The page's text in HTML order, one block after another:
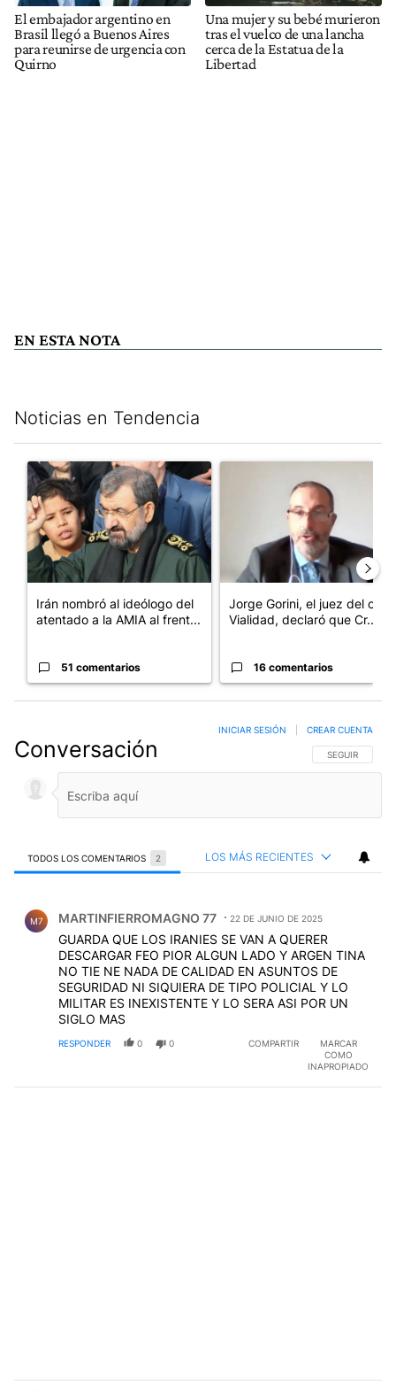
El embajador argentino en
Brasil llegó a Buenos Aires
para reunirse de urgencia con
Quirno
Una mujer y su bebé murieron
tras el vuelco de una lancha
cerca de la Estatua de la
Libertad
EN ESTA NOTA
Noticias en Tendencia
Un artículo de tendencia con el título "Irán nombró al ideólogo
Irán nombró al ideólogo del
atentado a la AMIA al frent...
51 comentarios
Jorge Gorini, el juez del caso
Vialidad, declaró que Cr...
16 comentarios
Conversación SIGA ESTA
SEGUIR
INICIAR SESIÓN CREAR CUENTA
TODOS LOS COMENTARIOS 2 LOS MÁS RECIENTES
M7 MARTINFIERROMAGNO 77 22 DE JUNIO DE 2025
GUARDA QUE LOS IRANIES SE VAN A QUERER
DESCARGAR FEO PIOR ALGUN LADO Y ARGEN TINA
NO TIE NE NADA DE CALIDAD EN ASUNTOS DE
SEGURIDAD NI SIQUIERA DE TIPO POLICIAL Y LO
MILITAR ES INEXISTENTE Y LO SERA ASI POR UN
SIGLO MAS
RESPONDER 0 0 COMPARTIR
MARCAR
COMO
INAPROPIADO